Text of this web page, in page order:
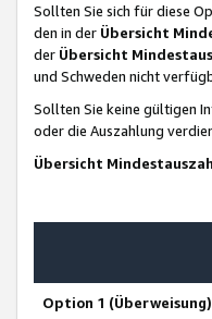
Sollten Sie sich für diese
den in der Übersicht
der Übersicht
und Schweden nicht
Sollten Sie keine gültigen
oder die Auszahlung
Übersicht
Option 1 (Überweisung)